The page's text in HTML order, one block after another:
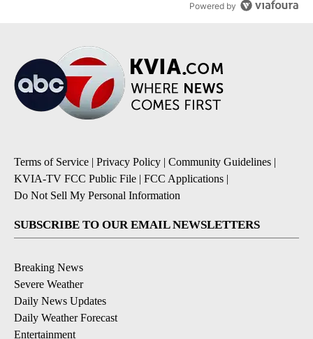
Powered by
Terms of Service | Privacy Policy | Community Guidelines |
KVIA-TV FCC Public File | FCC Applications |
Do Not Sell My Personal Information
SUBSCRIBE TO OUR EMAIL NEWSLETTERS
Breaking News
Severe Weather
Daily News Updates
Daily Weather Forecast
Entertainment